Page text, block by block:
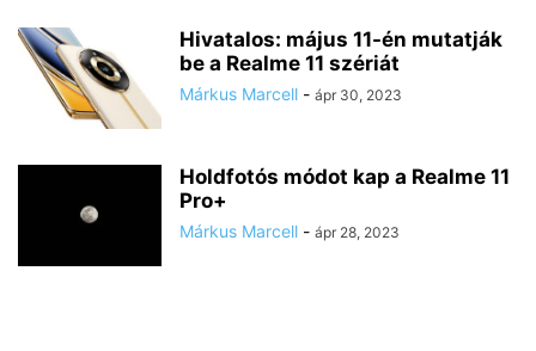
Hivatalos: május 11-én mutatják
be a Realme 11 szériát
Márkus Marcell - ápr 30, 2023
Holdfotós módot kap a Realme 11
Pro+
Márkus Marcell - ápr 28, 2023